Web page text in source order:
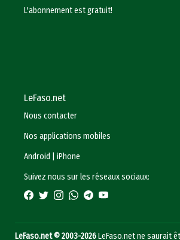
L'abonnement est gratuit!
LeFaso.net
Nous contacter
Nos applications mobiles
Android
|iPhone
Suivez nous sur les réseaux sociaux:
LeFaso.net © 2003-2026LeFaso.net ne saurait